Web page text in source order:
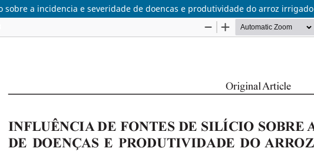
a incidencia e severidade de doencas e produtividade do arroz irrigado